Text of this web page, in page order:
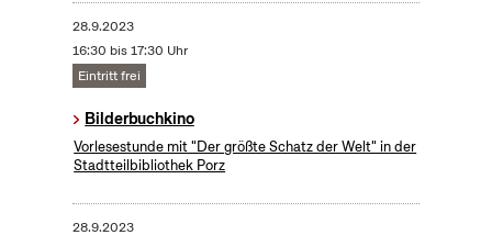
28.9.2023
16:30 bis 17:30 Uhr
Eintritt frei
Bilderbuchkino
Vorlesestunde mit "Der größte Schatz der Welt" in der
Stadtteilbibliothek Porz
28.9.2023